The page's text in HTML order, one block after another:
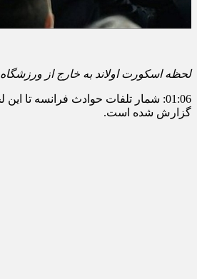
لحظه اسکورت اولاند به خارج از ورزشگاه
گزارش شده است.